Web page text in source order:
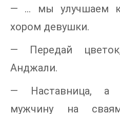
— … мы улучшаем
хором девушки.
— Передай
Анджали.
— Наставница, а
мужчину на